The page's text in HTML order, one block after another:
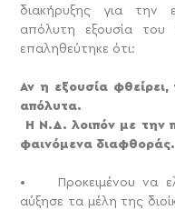
διακήρυξης για την
απόλυτη εξουσία του
επαληθεύτηκε ότι:
Αν η εξουσία
απόλυτα.
Η Ν.Δ. λοιπόν με την
φαινόμενα διαφθοράς.
• Προκειμένου να
αύξησε τα μέλη της